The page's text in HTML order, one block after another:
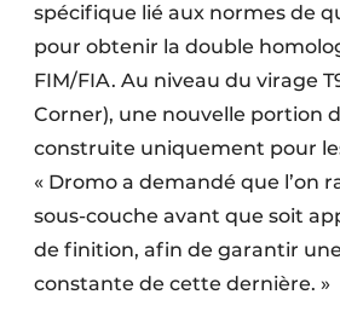
spécifique lié aux normes de
pour obtenir la double
FIM/FIA. Au niveau du virage
Corner), une nouvelle portion
construite uniquement pour
« Dromo a demandé que l’on
sous-couche avant que soit
de finition, afin de garantir
constante de cette dernière.